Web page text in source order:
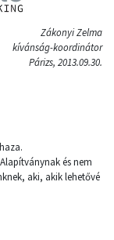
Zákonyi Zelma
kívánság-koordinátor
Párizs, 2013.09.30.
és nem
aki, akik lehetővé